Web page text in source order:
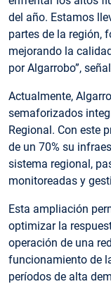
del año. Estamos
partes de la región,
mejorando la
por Algarrobo”,
Actualmente,
semaforizados
Regional. Con este
de un 70% su
sistema regional,
monitoreadas y
Esta ampliación
optimizar la
operación de una
funcionamiento de
períodos de alta